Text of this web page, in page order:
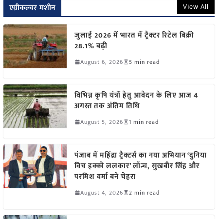
एग्रीकल्चर मशीन View All
जुलाई 2026 में भारत में ट्रैक्टर रिटेल बिक्री
28.1% बढ़ी
August 6, 2026 5 min read
विभिन्न कृषि यंत्रों हेतु आवेदन के लिए आज 4
अगस्त तक अंतिम तिथि
August 5, 2026 1 min read
पंजाब में महिंद्रा ट्रैक्टर्स का नया अभियान ‘दुनिया
विच इक्को ललकार’ लॉन्च, सुखबीर सिंह और
परमिश वर्मा बने चेहरा
August 4, 2026 2 min read